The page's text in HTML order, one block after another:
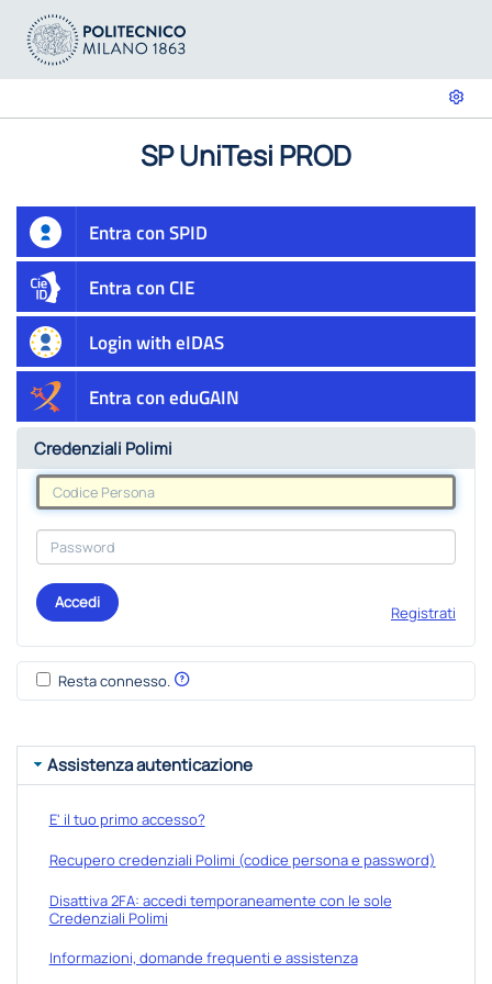
SP UniTesi PROD
Entra con SPID
Entra con CIE
Login with eIDAS
Entra con eduGAIN
Credenziali Polimi
Accedi
Registrati
Resta connesso.
Assistenza autenticazione
E' il tuo primo accesso?
Recupero credenziali Polimi (codice persona e password)
Disattiva 2FA: accedi temporaneamente con le sole
Credenziali Polimi
Informazioni, domande frequenti e assistenza